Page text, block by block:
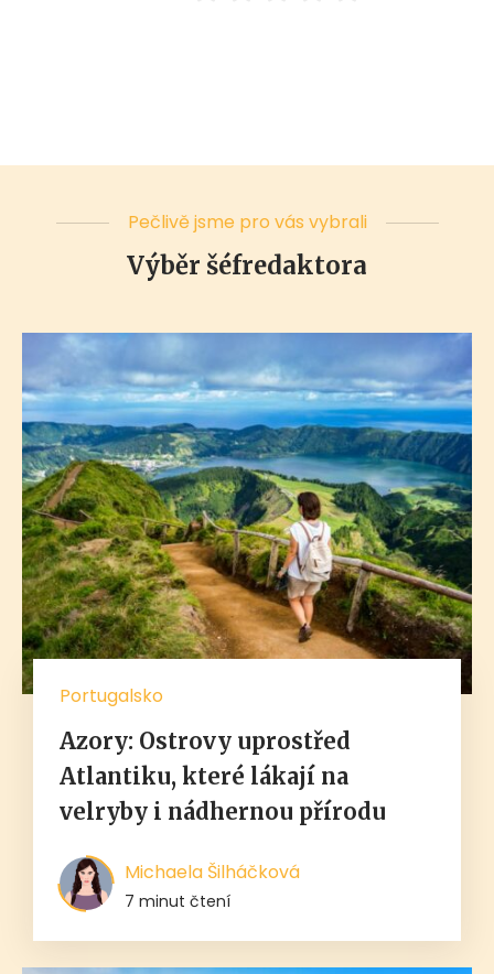
Pečlivě jsme pro vás vybrali
Výběr šéfredaktora
Portugalsko
Azory: Ostrovy uprostřed
Atlantiku, které lákají na
velryby i nádhernou přírodu
Michaela Šilháčková
7 minut čtení